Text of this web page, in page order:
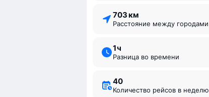
703 км
Расстояние между городами
1 ⁠ч
Разница во времени
40
Количество рейсов в неделю